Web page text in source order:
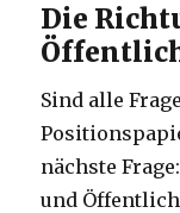
Die
Sind alle
nächste
und